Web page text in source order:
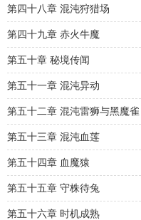
第四十八章 混沌狩猎场
第四十九章 赤火牛魔
第五十章 秘境传闻
第五十一章 混沌异动
第五十二章 混沌雷狮与黑魔雀
第五十三章 混沌血莲
第五十四章 血魔猿
第五十五章 守株待兔
第五十六章 时机成熟